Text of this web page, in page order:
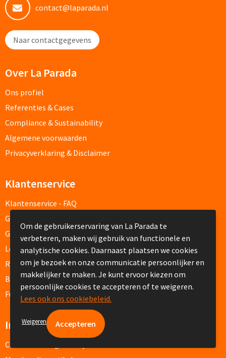
Custom made zadelhoesjes
Geld & Bankpasjes
Portemonnees's bedrukken
Vakantie, Recreatie & Spellen
Zonnebrillen bedrukken
Strandballen bedrukken
Handwaaiers bedrukken
Strandtassen bedrukken
Strandmatten bedrukken
Strandstoelen bedrukken
Parasols bedrukken
contact@laparada.nl
Naar contactgegevens
Over La Parada
Ons profiel
Referenties & Cases
Compliance & Sustainability
Algemene voorwaarden
Privacyverklaring & Disclaimer
Klantenservice
Klantenservice - FAQ
Gratis proefmodel
Gratis digitale drukproef
Levertijden
Retouren en Garantie
Betaalmethoden
Fulfilment
Informatie
Custom made giveaways
Om de gebruikerservaring van La Parada te
verbeteren, maken wij gebruik van functionele en
analytische cookies. Daarnaast plaatsen we cookies
om je bezoek en onze communicatie persoonlijker en
makkelijker te maken. Je kunt ervoor kiezen om
persoonlijke cookies te accepteren of te weigeren.
Lees ook ons cookiebeleid.
Weigeren